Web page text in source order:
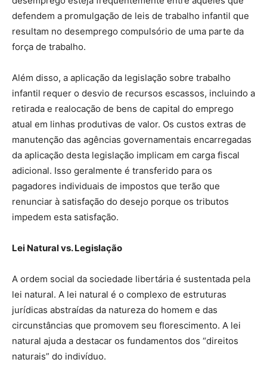
defendem a promulgação de leis de trabalho infantil que
resultam no desemprego compulsório de uma parte da
força de trabalho.
Além disso, a aplicação da legislação sobre trabalho
infantil requer o desvio de recursos escassos, incluindo a
retirada e realocação de bens de capital do emprego
atual em linhas produtivas de valor. Os custos extras de
manutenção das agências governamentais encarregadas
da aplicação desta legislação implicam em carga fiscal
adicional. Isso geralmente é transferido para os
pagadores individuais de impostos que terão que
renunciar à satisfação do desejo porque os tributos
impedem esta satisfação.
Lei Natural vs. Legislação
A ordem social da sociedade libertária é sustentada pela
lei natural. A lei natural é o complexo de estruturas
jurídicas abstraídas da natureza do homem e das
circunstâncias que promovem seu florescimento. A lei
natural ajuda a destacar os fundamentos dos “direitos
naturais” do indivíduo.